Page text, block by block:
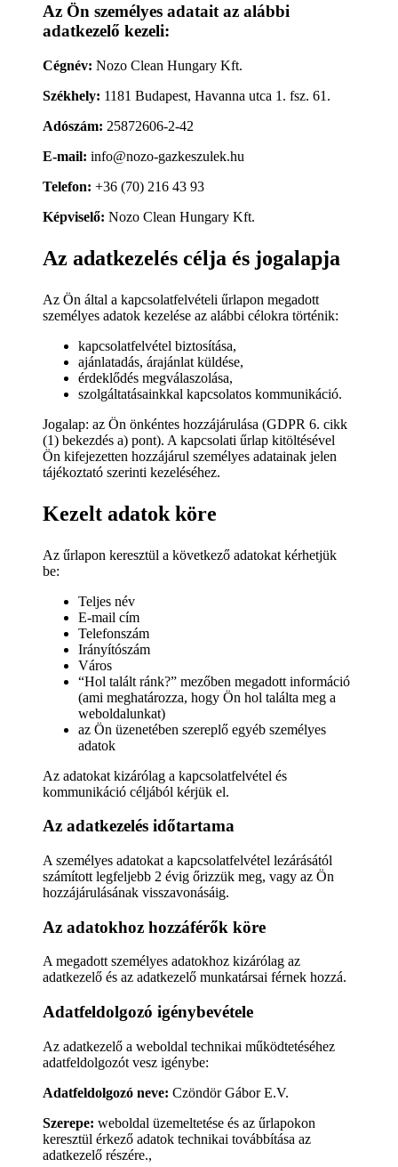
Az Ön személyes adatait az alábbi
adatkezelő kezeli:
Cégnév: Nozo Clean Hungary Kft.
Székhely: 1181 Budapest, Havanna utca 1. fsz. 61.
Adószám: 25872606-2-42
E-mail: info@nozo-gazkeszulek.hu
Telefon: +36 (70) 216 43 93
Képviselő: Nozo Clean Hungary Kft.
Az adatkezelés célja és jogalapja
Az Ön által a kapcsolatfelvételi űrlapon megadott
személyes adatok kezelése az alábbi célokra történik:
kapcsolatfelvétel biztosítása,
ajánlatadás, árajánlat küldése,
érdeklődés megválaszolása,
szolgáltatásainkkal kapcsolatos kommunikáció.
Jogalap: az Ön önkéntes hozzájárulása (GDPR 6. cikk
(1) bekezdés a) pont). A kapcsolati űrlap kitöltésével
Ön kifejezetten hozzájárul személyes adatainak jelen
tájékoztató szerinti kezeléséhez.
Kezelt adatok köre
Az űrlapon keresztül a következő adatokat kérhetjük
be:
Teljes név
E-mail cím
Telefonszám
Irányítószám
Város
“Hol talált ránk?” mezőben megadott információ
(ami meghatározza, hogy Ön hol találta meg a
weboldalunkat)
az Ön üzenetében szereplő egyéb személyes
adatok
Az adatokat kizárólag a kapcsolatfelvétel és
kommunikáció céljából kérjük el.
Az adatkezelés időtartama
A személyes adatokat a kapcsolatfelvétel lezárásától
számított legfeljebb 2 évig őrizzük meg, vagy az Ön
hozzájárulásának visszavonásáig.
Az adatokhoz hozzáférők köre
A megadott személyes adatokhoz kizárólag az
adatkezelő és az adatkezelő munkatársai férnek hozzá.
Adatfeldolgozó igénybevétele
Az adatkezelő a weboldal technikai működtetéséhez
adatfeldolgozót vesz igénybe:
Adatfeldolgozó neve: Czöndör Gábor E.V.
Szerepe: weboldal üzemeltetése és az űrlapokon
keresztül érkező adatok technikai továbbítása az
adatkezelő részére.,